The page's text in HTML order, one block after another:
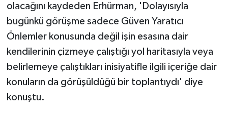
olacağını kaydeden Erhürman, 'Dolayısıyla
bugünkü görüşme sadece Güven Yaratıcı
Önlemler konusunda değil işin esasına dair
kendilerinin çizmeye çalıştığı yol haritasıyla veya
belirlemeye çalıştıkları inisiyatifle ilgili içeriğe dair
konuların da görüşüldüğü bir toplantıydı' diye
konuştu.